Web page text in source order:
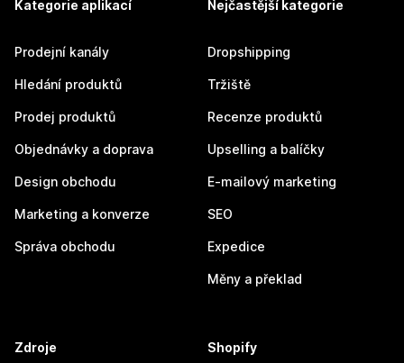
Kategorie aplikací
Prodejní kanály
Hledání produktů
Prodej produktů
Objednávky a doprava
Design obchodu
Marketing a konverze
Správa obchodu
Nejčastější kategorie
Dropshipping
Tržiště
Recenze produktů
Upselling a balíčky
E-mailový marketing
SEO
Expedice
Měny a překlad
Zdroje Shopify